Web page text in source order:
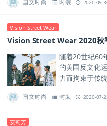
国文时尚 时装 2020-09-
Vision Street Wear
Vision Street Wear 2020秋
随着20世纪60
的美国反文化
力而拘束于传
国文时尚 时装 2020-07-
安莉芳